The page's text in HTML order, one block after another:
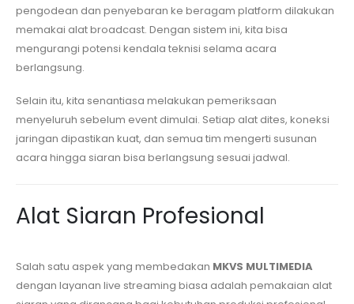
pengodean dan penyebaran ke beragam platform dilakukan
memakai alat broadcast. Dengan sistem ini, kita bisa
mengurangi potensi kendala teknisi selama acara
berlangsung.
Selain itu, kita senantiasa melakukan pemeriksaan
menyeluruh sebelum event dimulai. Setiap alat dites, koneksi
jaringan dipastikan kuat, dan semua tim mengerti susunan
acara hingga siaran bisa berlangsung sesuai jadwal.
Alat Siaran Profesional
Salah satu aspek yang membedakan MKVS MULTIMEDIA
dengan layanan live streaming biasa adalah pemakaian alat